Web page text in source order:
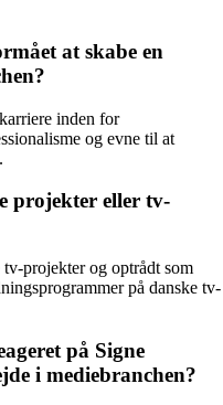
at skabe en
inden for
og evne til at
projekter eller tv-
projekter og optrådt som
på danske tv-
på Signe
i mediebranchen?